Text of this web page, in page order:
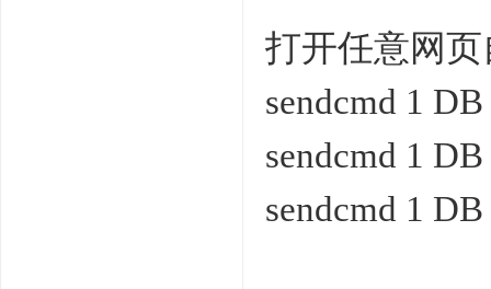
打开任意网
sendcmd 1
sendcmd 1
sendcmd 1 DB